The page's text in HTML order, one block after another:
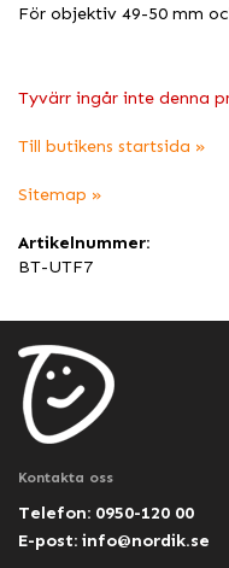
För objektiv 49-50 mm
Tyvärr ingår inte denna
Till butikens startsida »
Sitemap »
Artikelnummer:
BT-UTF7
Kontakta oss
Telefon: 0950-120 00
E-post: info@nordik.se